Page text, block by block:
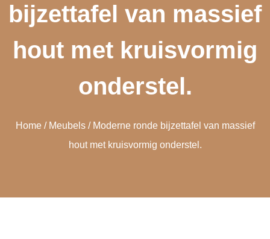
bijzettafel van massief
hout met kruisvormig
onderstel.
Home/ Meubels/ Moderne ronde bijzettafel van massief
hout met kruisvormig onderstel.